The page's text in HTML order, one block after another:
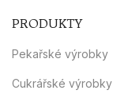
PRODUKTY
Pekařské výrobky
Cukrářské výrobky